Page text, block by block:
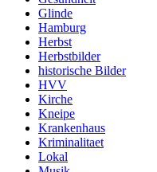
Glinde
Hamburg
Herbst
Herbstbilder
historische Bilder
HVV
Kirche
Kneipe
Krankenhaus
Kriminalitaet
Lokal